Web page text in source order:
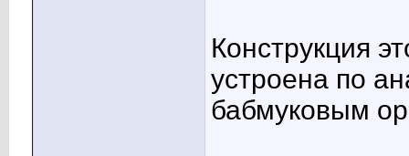
Конструкция
устроена по
бабмуковым